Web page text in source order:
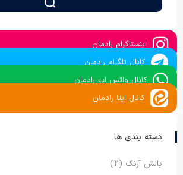
اینستاگرام رادمان
کانال تلگرام رادمان
کانال واتس اپ رادمان
کانال ایتا رادمان
دسته بندی ها
بالش آرنگ (2)